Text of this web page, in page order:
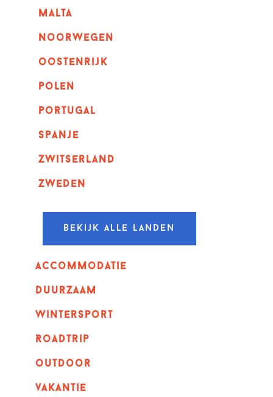
malta
noorwegen
oostenrijk
polen
portugal
spanje
zwitserland
zweden
Bekijk alle landen
Accommodatie
Duurzaam
wintersport
Roadtrip
outdoor
vakantie